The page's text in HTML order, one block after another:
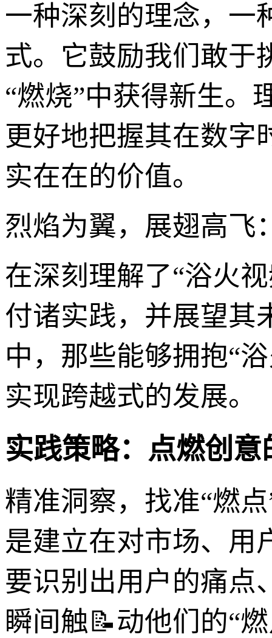
一种深刻的理念，一
式。它鼓励我们敢于
“燃烧”中获得新生。
更好地把握其在数字
实在在的价值。
烈焰为翼，展翅高飞
在深刻理解了“浴火
付诸实践，并展望其
中，那些能够拥抱“
实现跨越式的发展。
实践策略：点燃创
精准洞察，找准“燃
是建立在对市场、用
要识别出用户的痛点
瞬间触📝动他们的“